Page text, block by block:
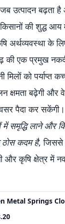
उत्पादन बढ़ता
की शुद्ध आय
अर्थव्यवस्था के
की एक प्रमुख
को पर्याप्त
क्षमता बढ़ेगी और
पैदा कर सकेंगी।
में समृद्धि लाने और
ठोस कदम है, जिससे
और कृषि क्षेत्र में
Metal Springs